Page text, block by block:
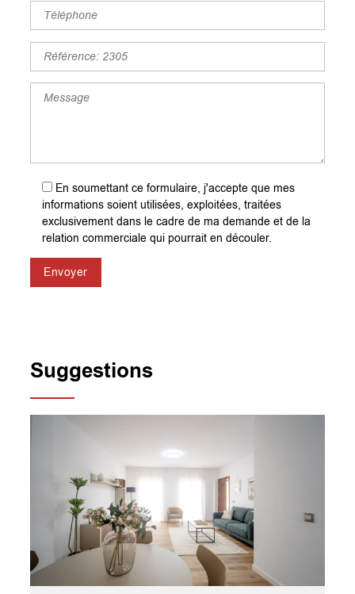
En soumettant ce formulaire, j'accepte que mes
informations soient utilisées, exploitées, traitées
exclusivement dans le cadre de ma demande et de la
relation commerciale qui pourrait en découler.
Envoyer
Suggestions